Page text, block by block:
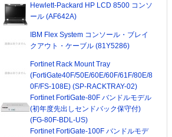
Hewlett-Packard HP LCD 8500 コンソ
ール (AF642A)
IBM Flex System コンソール・ブレイ
クアウト・ケーブル (81Y5286)
Fortinet Rack Mount Tray
(FortiGate40F/50E/60E/60F/61F/80E/8
0F/FS-108E) (SP-RACKTRAY-02)
Fortinet FortiGate-80F バンドルモデル
(初年度先出しセンドバック保守付)
(FG-80F-BDL-US)
Fortinet FortiGate-100F バンドルモデ